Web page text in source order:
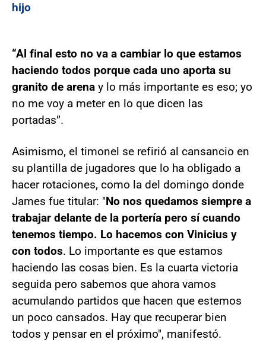
hijo
“Al final esto no va a cambiar lo que estamos
haciendo todos porque cada uno aporta su
granito de arena y lo más importante es eso; yo
no me voy a meter en lo que dicen las
portadas”.
Asimismo, el timonel se refirió al cansancio en
su plantilla de jugadores que lo ha obligado a
hacer rotaciones, como la del domingo donde
James fue titular: "No nos quedamos siempre a
trabajar delante de la portería pero sí cuando
tenemos tiempo. Lo hacemos con Vinicius y
con todos. Lo importante es que estamos
haciendo las cosas bien. Es la cuarta victoria
seguida pero sabemos que ahora vamos
acumulando partidos que hacen que estemos
un poco cansados. Hay que recuperar bien
todos y pensar en el próximo", manifestó.